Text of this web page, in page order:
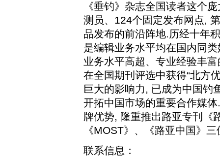
《垂钓》杂志全国读者这个
测员、 124个固定发布网点,
品发布的前沿阵地.历经十年
是编辑业务水平均在国内同
业务水平高超、专业经验丰
在全国期刊评选中获得“北方
巨大的影响力 , 已成为中国钓
开拓中国市场的重要合作媒体
牌优势, 隆重推出路亚专刊《
《MOST》、《路亚中国》三
联系信息：